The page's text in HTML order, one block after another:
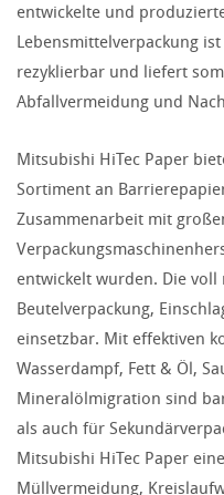
entwickelte und
Lebensmittelverpackung
rezyklierbar und liefert
Abfallvermeidung und
Mitsubishi HiTec Paper
Sortiment an
Zusammenarbeit mit
entwickelt wurden. Die
Beutelverpackung,
einsetzbar. Mit effektiven
Wasserdampf, Fett & Öl,
Mineralölmigration sind
als auch für
Mitsubishi HiTec Paper
Müllvermeidung,